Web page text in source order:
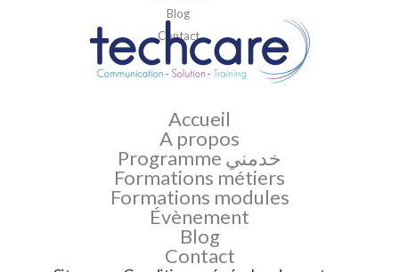
Blog
Contact
Accueil
A propos
Programme خدمني
Formations métiers
Formations modules
Évènement
Blog
Contact